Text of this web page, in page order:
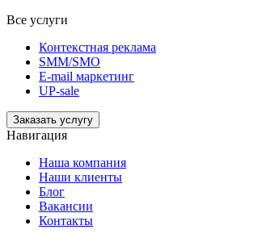
Все услуги
Контекстная реклама
SMM/SMO
E-mail маркетинг
UP-sale
Заказать услугу
Навигация
Наша компания
Наши клиенты
Блог
Вакансии
Контакты